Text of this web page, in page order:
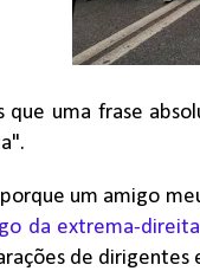
que uma frase
um amigo
da extrema-direita
de dirigentes